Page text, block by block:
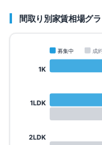
間取り別家賃相場グ
募集中 成
1K
1LDK
2LDK